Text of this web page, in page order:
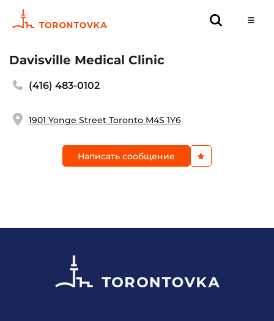
Davisville Medical Clinic
(416) 483-0102
1901 Yonge Street Toronto M4S 1Y6
Написать сообщение